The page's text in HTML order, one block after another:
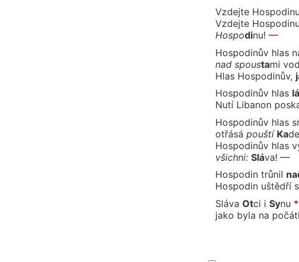
Vzdejte Hospodi
Vzdejte
Hospodinu! —
Hospodinův hlas
nad spoustami
Hlas Hospodinův,
Hospodinův hlas lá
Nutí Libanon
Hospodinův hlas
otřásá pouští Ka
Hospodinův hlas
všichni: Sláva! —
Hospodin trůnil
Hospodin uštědří
Sláva Otci i Synu *
jako byla na